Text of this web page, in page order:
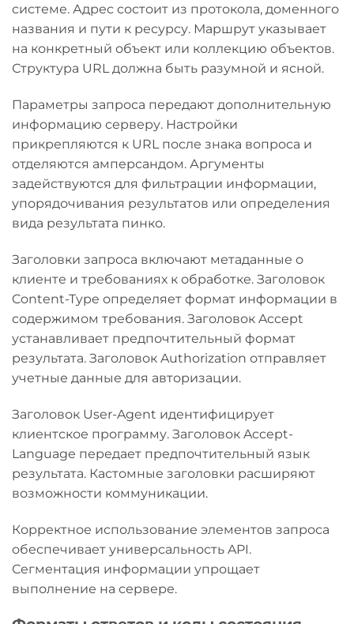
системе. Адрес состоит из протокола, доменного
названия и пути к ресурсу. Маршрут указывает
на конкретный объект или коллекцию объектов.
Структура URL должна быть разумной и ясной.
Параметры запроса передают дополнительную
информацию серверу. Настройки
прикрепляются к URL после знака вопроса и
отделяются амперсандом. Аргументы
задействуются для фильтрации информации,
упорядочивания результатов или определения
вида результата пинко.
Заголовки запроса включают метаданные о
клиенте и требованиях к обработке. Заголовок
Content-Type определяет формат информации в
содержимом требования. Заголовок Accept
устанавливает предпочтительный формат
результата. Заголовок Authorization отправляет
учетные данные для авторизации.
Заголовок User-Agent идентифицирует
клиентское программу. Заголовок Accept-
Language передает предпочтительный язык
результата. Кастомные заголовки расширяют
возможности коммуникации.
Корректное использование элементов запроса
обеспечивает универсальность API.
Сегментация информации упрощает
выполнение на сервере.